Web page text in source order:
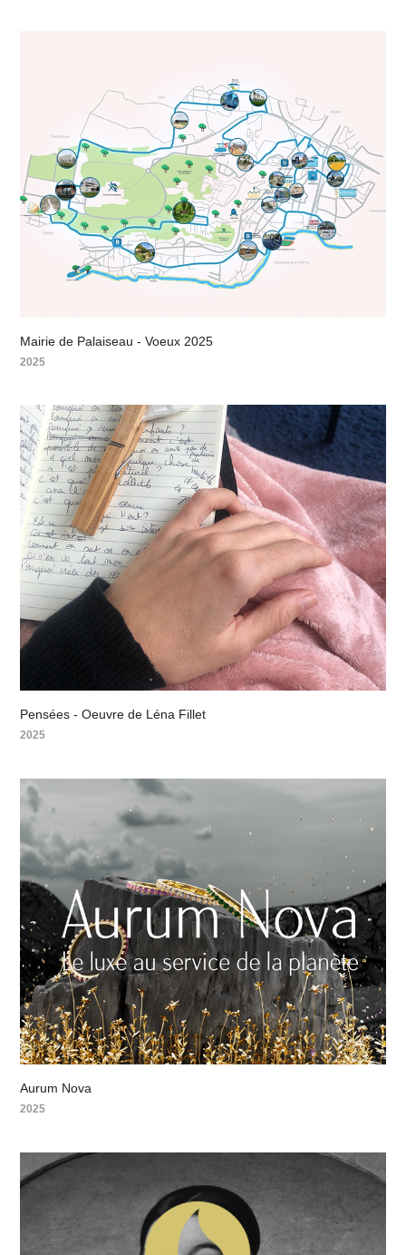
Mairie de Palaiseau - Voeux 2025
2025
Pensées - Oeuvre de Léna Fillet
2025
Aurum Nova
2025